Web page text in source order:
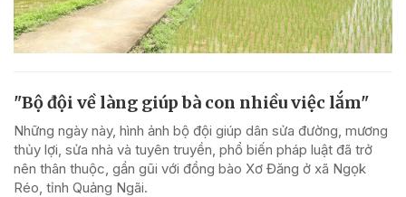
"Bộ đội về làng giúp bà con nhiều việc lắm"
Những ngày này, hình ảnh bộ đội giúp dân sửa đường, mương
thủy lợi, sửa nhà và tuyên truyền, phổ biến pháp luật đã trở
nên thân thuộc, gần gũi với đồng bào Xơ Đăng ở xã Ngọk
Réo, tỉnh Quảng Ngãi.